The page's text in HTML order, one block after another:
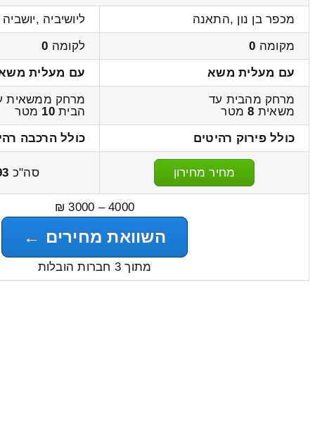
מכפר בן נון ,התאנה
ליושיביה ,יושביה
מקומה 0 לקומה 0
עם מעלית משא
עם מעלית
מרחק מהבית עד
משאית 8מטר
מרחק ממשאית
הבית10 מטר
כולל פירוק רהיטים
כולל הרכבה
מחיר מחירון סה"כ
4000 – 3000 ₪
השוואת מחירים ←
מתוך 3 חברות הובלות